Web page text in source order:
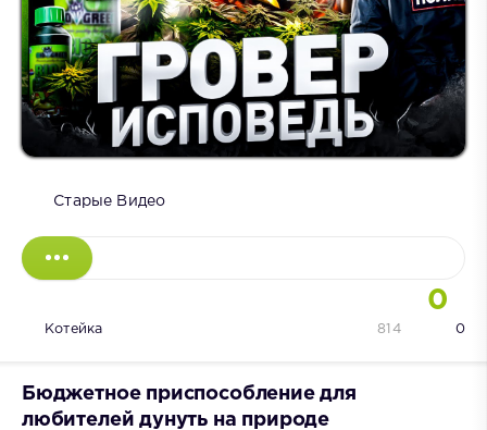
Старые Видео
0
Котейка 0
814
Бюджетное приспособление для
любителей дунуть на природе